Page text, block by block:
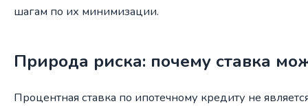
шагам по их минимизации.
Природа риска: почему ставка
Процентная ставка по ипотечному кредиту не